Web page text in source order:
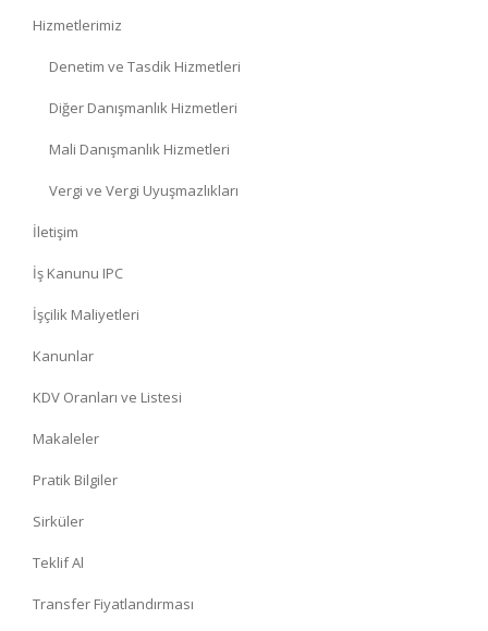
Hizmetlerimiz
Denetim ve Tasdik Hizmetleri
Diğer Danışmanlık Hizmetleri
Mali Danışmanlık Hizmetleri
Vergi ve Vergi Uyuşmazlıkları
İletişim
İş Kanunu IPC
İşçilik Maliyetleri
Kanunlar
KDV Oranları ve Listesi
Makaleler
Pratik Bilgiler
Sirküler
Teklif Al
Transfer Fiyatlandırması